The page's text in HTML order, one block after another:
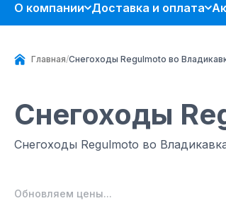
О компании Доставка и оплата
Главная/Снегоходы Regulmoto во
Снегоходы
Снегоходы Regulmoto во
Обновляем цены...